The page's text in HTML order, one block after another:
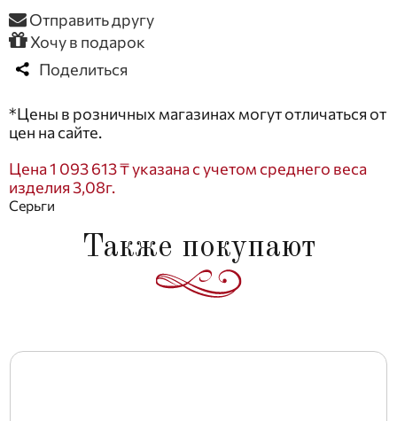
Отправить другу
Хочу в подарок
Поделиться
*Цены в розничных магазинах могут отличаться от
цен на сайте.
Цена 1 093 613 ₸ указана с учетом среднего веса
изделия 3,08г.
Серьги
Также покупают